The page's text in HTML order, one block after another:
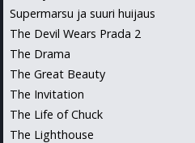
Supermarsu ja suuri huijaus
The Devil Wears Prada 2
The Drama
The Great Beauty
The Invitation
The Life of Chuck
The Lighthouse